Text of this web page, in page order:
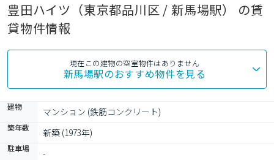
豊田ハイツ（東京都品川区 / 新馬場駅） の賃
貸物件情報
現在この建物の空室物件はありません
新馬場駅のおすすめ物件を見る
建物 マンション (鉄筋コンクリート)
築年数 新築 (1973年)
駐車場 -